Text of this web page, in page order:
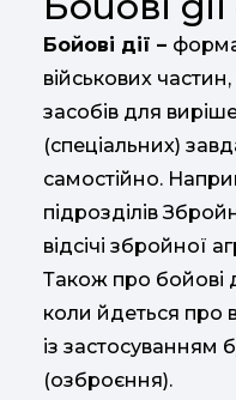
Бойові дії –
військових частин,
засобів для
(спеціальних)
самостійно.
підрозділів
відсічі збройної
Також про бойові
коли йдеться про
із застосуванням
(озброєння).